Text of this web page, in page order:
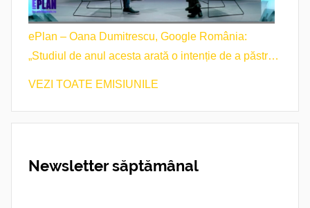
ePlan – Oana Dumitrescu, Google România:
„Studiul de anul acesta arată o intenție de a păstra
VEZI TOATE EMISIUNILE
Newsletter săptămânal